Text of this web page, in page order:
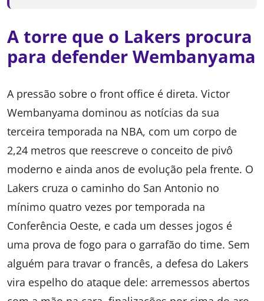
A torre que o Lakers procura
para defender Wembanyama
A pressão sobre o front office é direta. Victor
Wembanyama dominou as notícias da sua
terceira temporada na NBA, com um corpo de
2,24 metros que reescreve o conceito de pivô
moderno e ainda anos de evolução pela frente. O
Lakers cruza o caminho do San Antonio no
mínimo quatro vezes por temporada na
Conferência Oeste, e cada um desses jogos é
uma prova de fogo para o garrafão do time. Sem
alguém para travar o francês, a defesa do Lakers
vira espelho do ataque dele: arremessos abertos